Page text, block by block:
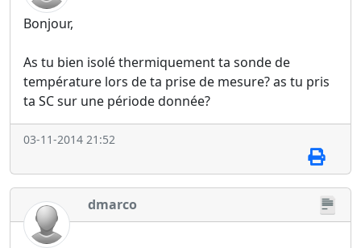
Bonjour,
As tu bien isolé thermiquement ta sonde de
température lors de ta prise de mesure? as tu pris
ta SC sur une période donnée?
03-11-2014 21:52
dmarco